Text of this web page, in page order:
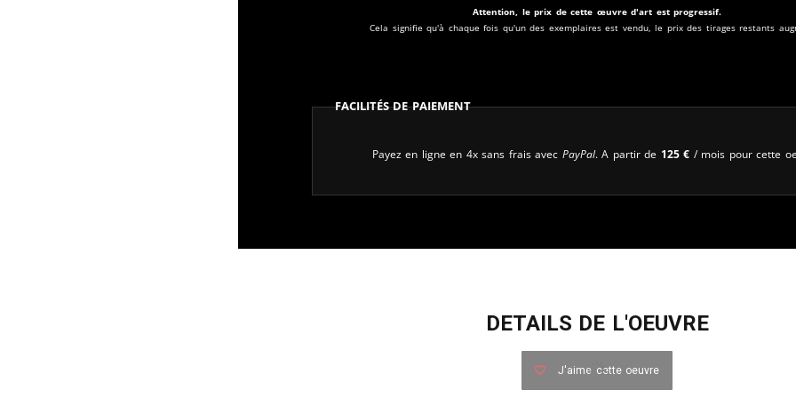
Attention, le prix de cette œuvre d'art est progressif.
Cela signifie qu'à chaque fois qu'un des exemplaires est vendu, le prix des tirages restants
Facilités de paiement
Payez en ligne en 4x sans frais avec PayPal. A partir de 125 € / mois pour cette
DETAILS DE L'OEUVRE
J'aime cette oeuvre